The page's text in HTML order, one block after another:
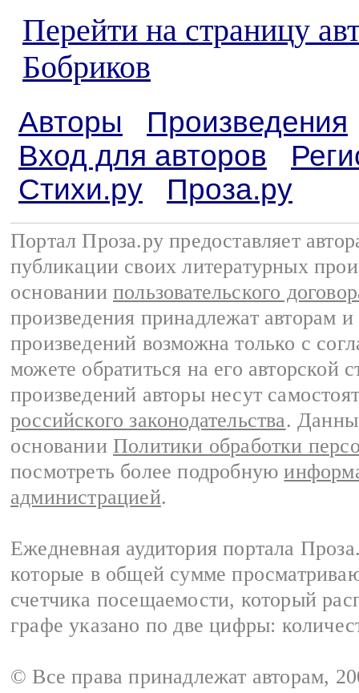
Перейти на страницу
Бобриков
Авторы
Произведения
Вход для авторов
Стихи.ру
Проза.ру
Портал Проза.ру предоставляет
публикации своих литературных
основании пользовательского
произведения принадлежат авторам
произведений возможна только с
можете обратиться на его авторской
произведений авторы несут
российского законодательства.
основании Политики обработки
посмотреть более подробную
администрацией.
Ежедневная аудитория портала
которые в общей сумме
счетчика посещаемости, который
графе указано по две цифры:
© Все права принадлежат авторам,